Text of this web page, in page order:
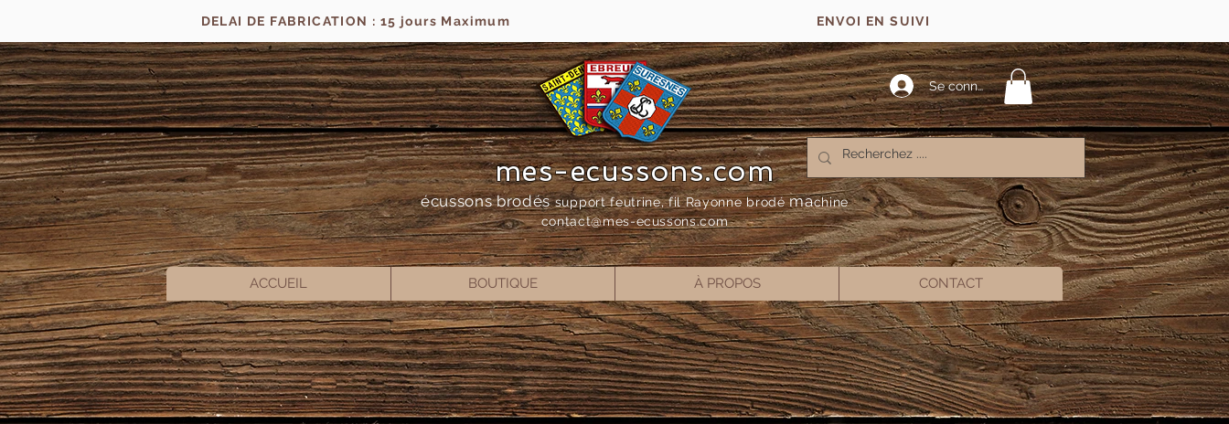
DELAI DE FABRICATION : 15 jours Maximum ENVOI EN SUIVI
Se connecter
mes-ecussons.com
écussons brodés support feutrine, fil Rayonne brodémachine
contact@mes-ecussons.com
ACCUEIL BOUTIQUE À PROPOS CONTACT